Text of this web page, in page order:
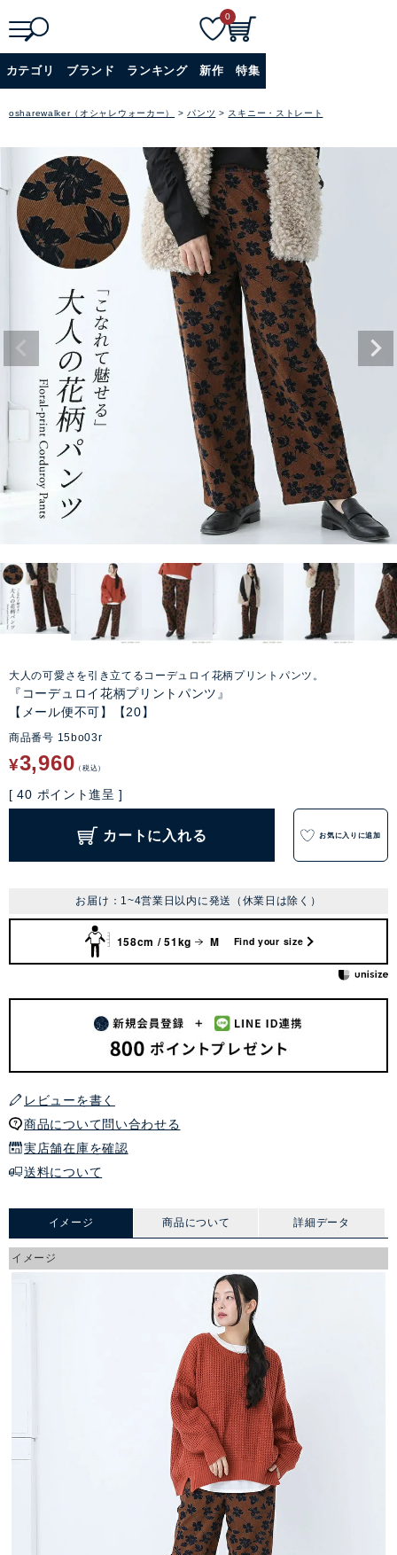
詳細検索
0
カテゴリ ブランド ランキング 新作 特集
osharewalker（オシャレウォーカー） パンツ スキニー・ストレート
大人の可愛さを引き立てるコーデュロイ花柄プリントパンツ。
『コーデュロイ花柄プリントパンツ』
【メール便不可】【20】
商品番号 15bo03r
¥3,960 税込
[ 40 ポイント進呈 ]
カートに入れる お気に入りに追加
お届け：1~4営業日以内に発送（休業日は除く）
158cm / 51kg M Find your size
レビューを書く
商品について問い合わせる
実店舗在庫を確認
送料について
イメージ 商品について 詳細データ
イメージ